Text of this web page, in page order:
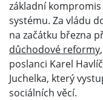
základní
systému. Za vládu
na začátku března
důchodové reformy
poslanci Karel
Juchelka, který
sociálních věcí.